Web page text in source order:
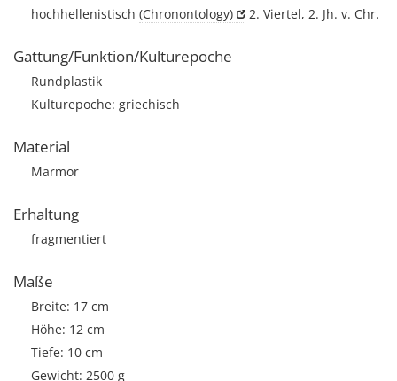
hochhellenistisch (Chronontology) 2. Viertel, 2. Jh. v. Chr.
Gattung/Funktion/Kulturepoche
Rundplastik
Kulturepoche: griechisch
Material
Marmor
Erhaltung
fragmentiert
Maße
Breite: 17 cm
Höhe: 12 cm
Tiefe: 10 cm
Gewicht: 2500 g